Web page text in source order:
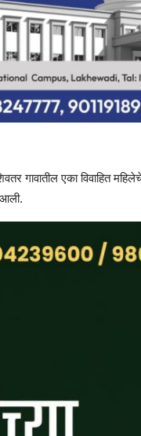
गावातील एका विवाहित